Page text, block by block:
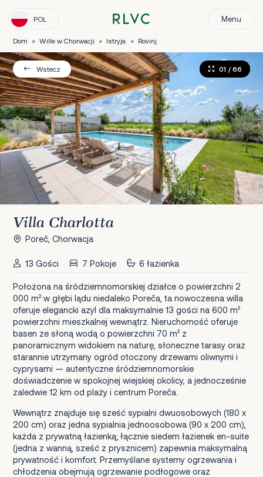
POL Menu
Dom > Wille w Chorwacji > Istryja > Rovinj
Wstecz 01 / 66
Villa Charlotta
Poreč, Chorwacja
13 Gości 7 Pokoje 6 łazienka
Położona na śródziemnomorskiej działce o powierzchni 2
000 m² w głębi lądu niedaleko Poreča, ta nowoczesna willa
oferuje elegancki azyl dla maksymalnie 13 gości na 600 m²
powierzchni mieszkalnej wewnątrz. Nieruchomość oferuje
basen ze słoną wodą o powierzchni 70 m² z
panoramicznym widokiem na naturę, słoneczne tarasy oraz
starannie utrzymany ogród otoczony drzewami oliwnymi i
cyprysami — autentyczne śródziemnomorskie
doświadczenie w spokojnej wiejskiej okolicy, a jednocześnie
zaledwie 12 km od plaży i centrum Poreča.
Wewnątrz znajduje się sześć sypialni dwuosobowych (180 x
200 cm) oraz jedna sypialnia jednoosobowa (90 x 200 cm),
każda z prywatną łazienką; łącznie siedem łazienek en-suite
(jedna z wanną, sześć z prysznicem) zapewnia maksymalną
prywatność i komfort. Przemyślane systemy ogrzewania i
chłodzenia obejmują ogrzewanie podłogowe oraz